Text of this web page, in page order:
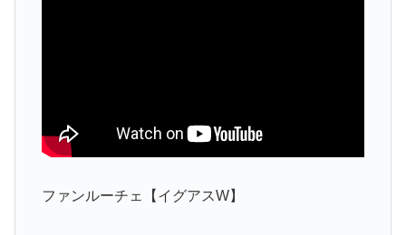
ファンルーチェ【イグアスW】